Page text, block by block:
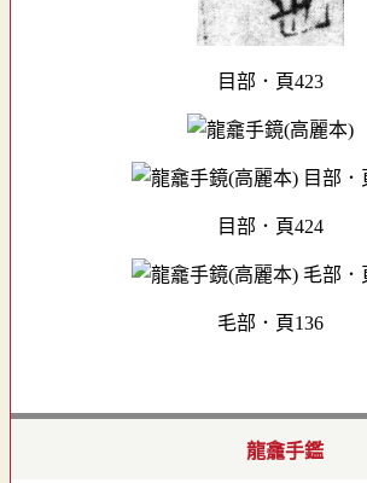
目部．頁423
目部．頁424
毛部．頁136
龍龕手鑑